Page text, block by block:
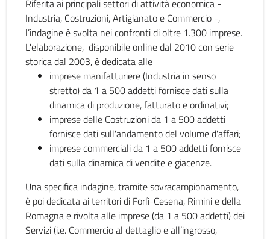
Riferita ai principali settori di attività economica -
Industria, Costruzioni, Artigianato e Commercio -,
l’indagine è svolta nei confronti di oltre 1.300 imprese.
L'elaborazione, disponibile online dal 2010 con serie
storica dal 2003, è dedicata alle
imprese manifatturiere (Industria in senso
stretto) da 1 a 500 addetti fornisce dati sulla
dinamica di produzione, fatturato e ordinativi;
imprese delle Costruzioni da 1 a 500 addetti
fornisce dati sull'andamento del volume d'affari;
imprese commerciali da 1 a 500 addetti fornisce
dati sulla dinamica di vendite e giacenze.
Una specifica indagine, tramite sovracampionamento,
è poi dedicata ai territori di Forlì-Cesena, Rimini e della
Romagna e rivolta alle imprese (da 1 a 500 addetti) dei
Servizi (i.e. Commercio al dettaglio e all’ingrosso,